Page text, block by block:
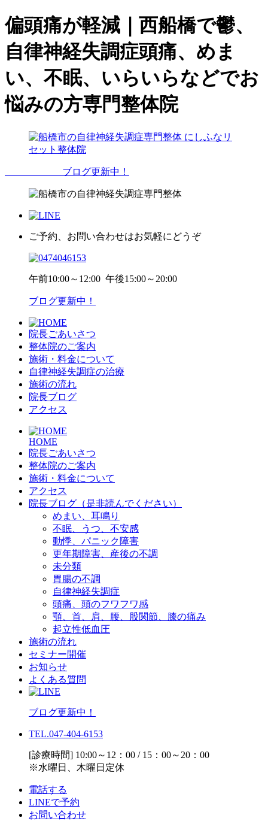
偏頭痛が軽減｜西船橋で鬱、
自律神経失調症頭痛、めま
い、不眠、いらいらなどでお
悩みの方専門整体院
ブログ更新中！
ご予約、お問い合わせはお気軽にどうぞ
午前10:00～12:00 午後15:00～20:00
ブログ更新中！
院長ごあいさつ
整体院のご案内
施術・料金について
自律神経失調症の治療
施術の流れ
院長ブログ
アクセス
HOME
院長ごあいさつ
整体院のご案内
施術・料金について
アクセス
院長ブログ（是非読んでください）
めまい、耳鳴り
不眠、うつ、不安感
動悸、パニック障害
更年期障害、産後の不調
未分類
胃腸の不調
自律神経失調症
頭痛、頭のフワフワ感
顎、首、肩、腰、股関節、膝の痛み
起立性低血圧
施術の流れ
セミナー開催
お知らせ
よくある質問
ブログ更新中！
TEL.047-404-6153
[診療時間] 10:00～12：00 / 15：00～20：00
※水曜日、木曜日定休
電話する
LINEで予約
お問い合わせ